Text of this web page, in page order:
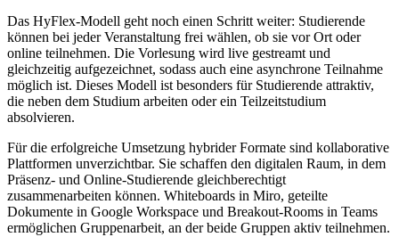
Das HyFlex-Modell geht noch einen Schritt weiter: Studierende
können bei jeder Veranstaltung frei wählen, ob sie vor Ort oder
online teilnehmen. Die Vorlesung wird live gestreamt und
gleichzeitig aufgezeichnet, sodass auch eine asynchrone Teilnahme
möglich ist. Dieses Modell ist besonders für Studierende attraktiv,
die neben dem Studium arbeiten oder ein Teilzeitstudium
absolvieren.
Für die erfolgreiche Umsetzung hybrider Formate sind kollaborative
Plattformen unverzichtbar. Sie schaffen den digitalen Raum, in dem
Präsenz- und Online-Studierende gleichberechtigt
zusammenarbeiten können. Whiteboards in Miro, geteilte
Dokumente in Google Workspace und Breakout-Rooms in Teams
ermöglichen Gruppenarbeit, an der beide Gruppen aktiv teilnehmen.